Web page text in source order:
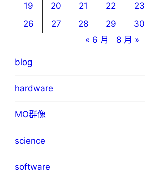
19
20 21 22 23
26
27 28 29 30
« 6 月
8 月 »
blog
hardware
MO群像
science
software